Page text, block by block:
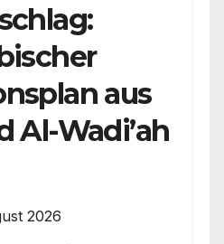
aus
Al-Wadi’ah
2026